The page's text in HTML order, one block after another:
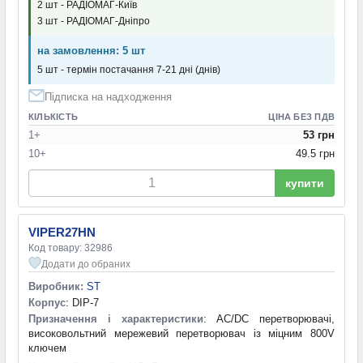
корекція коефіцієнта потужності — PFC критичного режиму з
корекція коефіцієнта потужності — удосконалений PFC-
контролер(1)
250mA(1)
мала кількість зовнішніх компонентів
малопотужний BiCMOS ШІМ струмового режиму
малопотужний чотириканальний цифровий ізолятор 2.5KV
1M(1)
мережевий SMPS струмового режиму
регулятор (1)
мережевий квазірезонансний зворотноходовий імпульсний
регулятор з універсальним входом/100 W, ізольований корпус
(1)
мережевий ключ-перетворювач
мережевий ключ-перетворювач з OTP/OCP, високовольтний
(2)
мережевий ключ-перетворювач з OTP/OCP, високовольтний,
2 шт - РАДІОМАГ-Київ
3 шт - РАДІОМАГ-Дніпро
на замовлення: 5 шт
5 шт - термін постачання 7-21 дні (днів)
Підписка на надходження
КІЛЬКІСТЬ ЦІНА БЕЗ ПДВ
1+
53 грн
10+
49.5 грн
купити
VIPER27HN
Код товару: 32986
Додати до обраних
Виробник: ST
Корпус: DIP-7
Призначення і характеристики: AC/DC перетворювачі,
високовольтний мережевий перетворювач із міцним 800V
ключем